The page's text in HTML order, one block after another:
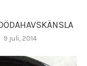
9 juli, 2014